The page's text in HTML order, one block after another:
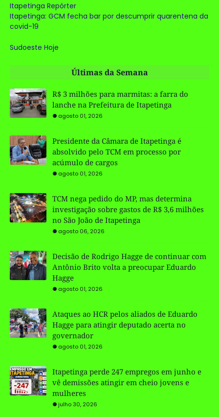
Itapetinga Repórter
Itapetinga: GCM fecha bar por descumprir quarentena da
covid-19
Sudoeste Hoje
Últimas da Semana
R$ 3 milhões para marmitas: a farra do
lanche na Prefeitura de Itapetinga
agosto 01, 2026
Presidente da Câmara de Itapetinga é
absolvido pelo TCM em processo por
acúmulo de cargos
agosto 01, 2026
TCM nega pedido do MP, mas determina
investigação sobre gastos de R$ 3,6 milhões
no São João de Itapetinga
agosto 06, 2026
Decisão de Rodrigo Hagge de continuar com
Antônio Brito volta a preocupar Eduardo
Hagge
agosto 01, 2026
Ataques ao HCR pelos aliados de Eduardo
Hagge para atingir deputado acerta no
governador
agosto 01, 2026
Itapetinga perde 247 empregos em junho e
vê demissões atingir em cheio jovens e
mulheres
julho 30, 2026